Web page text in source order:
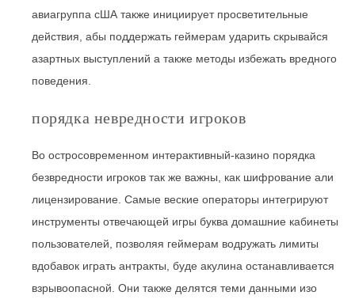
авиагруппа сША также инициирует просветительные
действия, абы поддержать геймерам ударить скрывайся
азартных выступлений а также методы избежать вредного
поведения.
порядка невредности игроков
Во остросовременном интерактивный-казино порядка
безвредности игроков так же важны, как шифрование али
лицензирование. Самые веские операторы интегрируют
инструменты отвечающей игры буква домашние кабинеты
пользователей, позволяя геймерам водружать лимиты
вдобавок играть антракты, буде акулина останавливается
взрывоопасной. Они также делятся теми данными изо